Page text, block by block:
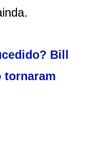
Bill
tornaram